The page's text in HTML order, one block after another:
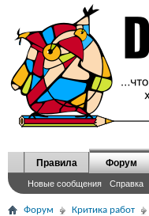
Правила Форум
Новые сообщения Справка
Форум Критика работ